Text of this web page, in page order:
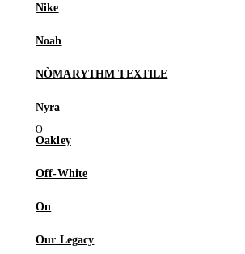
Nike
Noah
NÒMARYTHM TEXTILE
Nyra
Oakley
Off-White
On
Our Legacy